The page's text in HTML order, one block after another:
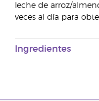
leche de arroz/
veces al día para
Ingredientes